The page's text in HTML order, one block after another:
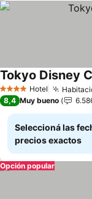
4 EstrellasHotel
Tokyo Disney
8,4 Muy bueno
Seleccioná las
precios exactos
Opción popular